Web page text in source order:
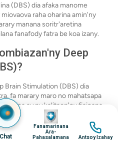
(DBS) dia afaka manome
raha oharina amin'ny
manana soritr'aretina
fanafody fatra be koa izany.
Deep
Brain Stimulation (DBS) dia
fa marary maro no mahatsapa
sy ny kalitaon'ny fiainana,
mahomby.
aorian'ny
Chat
Image
Fanamarinana
Ara-
Pahasalamana
Image
Antsoy Izahay